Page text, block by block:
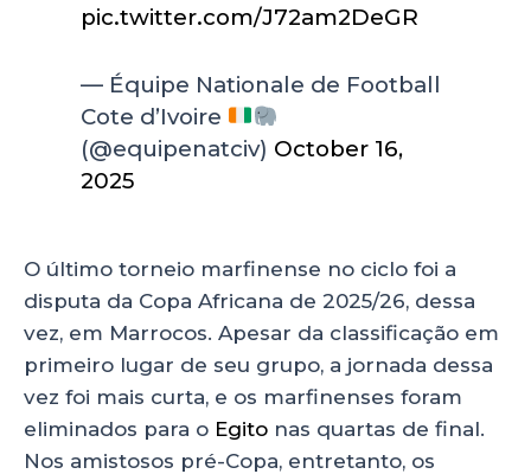
pic.twitter.com/J72am2DeGR
— Équipe Nationale de Football
Cote d’Ivoire
(@equipenatciv) October 16,
2025
O último torneio marfinense no ciclo foi a
disputa da Copa Africana de 2025/26, dessa
vez, em Marrocos. Apesar da classificação em
primeiro lugar de seu grupo, a jornada dessa
vez foi mais curta, e os marfinenses foram
eliminados para o Egito nas quartas de final.
Nos amistosos pré-Copa, entretanto, os